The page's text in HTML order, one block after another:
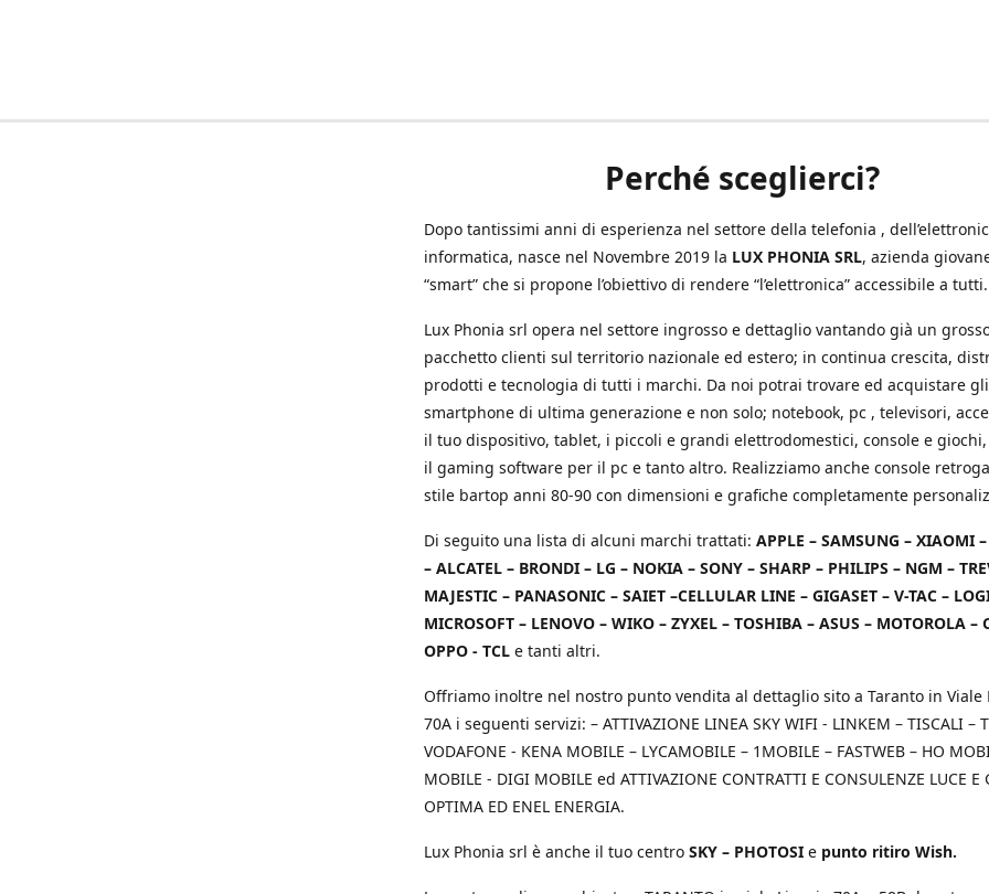
Perché sceglierci?
Dopo tantissimi anni di esperienza nel settore della telefonia ,
informatica, nasce nel Novembre 2019 la LUX PHONIA SRL, azienda
“smart” che si propone l’obiettivo di rendere “l’elettronica” accessibile a tutti.
Lux Phonia srl opera nel settore ingrosso e dettaglio vantando già un
pacchetto clienti sul territorio nazionale ed estero; in continua crescita,
prodotti e tecnologia di tutti i marchi. Da noi potrai trovare ed acquistare gli
smartphone di ultima generazione e non solo; notebook, pc , televisori,
il tuo dispositivo, tablet, i piccoli e grandi elettrodomestici, console e
il gaming software per il pc e tanto altro. Realizziamo anche console
stile bartop anni 80-90 con dimensioni e grafiche completamente
Di seguito una lista di alcuni marchi trattati: APPLE – SAMSUNG – XIAOMI
– ALCATEL – BRONDI – LG – NOKIA – SONY – SHARP – PHILIPS – NGM –
MAJESTIC – PANASONIC – SAIET –CELLULAR LINE – GIGASET – V-TAC –
MICROSOFT – LENOVO – WIKO – ZYXEL – TOSHIBA – ASUS – MOTOROLA –
OPPO - TCL e tanti altri.
Offriamo inoltre nel nostro punto vendita al dettaglio sito a Taranto in Viale
70A i seguenti servizi: – ATTIVAZIONE LINEA SKY WIFI - LINKEM – TISCALI –
VODAFONE - KENA MOBILE – LYCAMOBILE – 1MOBILE – FASTWEB – HO
MOBILE - DIGI MOBILE ed ATTIVAZIONE CONTRATTI E CONSULENZE LUCE E
OPTIMA ED ENEL ENERGIA.
Lux Phonia srl è anche il tuo centro SKY – PHOTOSI e punto ritiro Wish.